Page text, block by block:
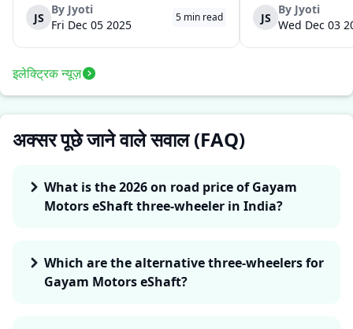
वाहन की व्यवस्था करने के लिये पर्याप्त साधन नहीं थे।
लेकिन दोस्ती की भावना ने उस...
JS
By Jyoti
Fri Dec 05 2025
5 min read
के स्वचालित यात्री संस्करण
लिये प्रस्तुत किया गया दूसरा
JS
By Jyoti
Wed Dec 03
इलेक्ट्रिक न्यूज़
अक्सर पूछे जाने वाले सवाल (FAQ)
What is the 2026 on road price of Gayam
Motors eShaft three-wheeler in India?
Which are the alternative three-wheelers for
Gayam Motors eShaft?